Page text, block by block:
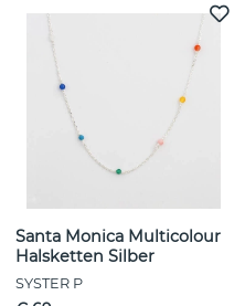
Santa Monica Multicolour
Halsketten Silber
SYSTER P